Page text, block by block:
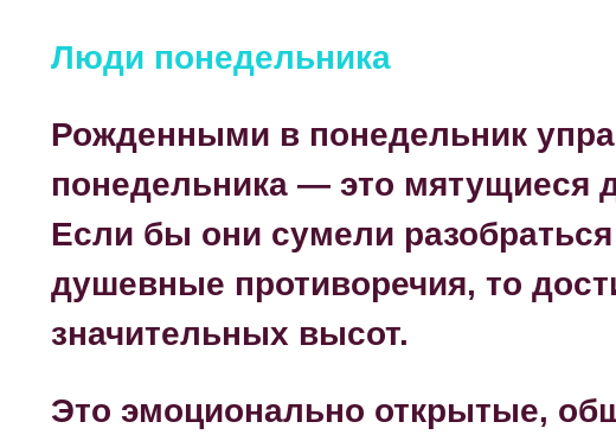
Люди понедельника
Рожденными в понедельник
понедельника — это мятущиеся
Если бы они сумели
душевные противоречия, то
значительных высот.
Это эмоционально открытые,